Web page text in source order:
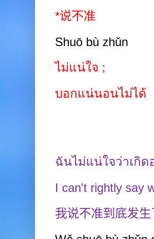
*说不准
Shuō bù zhǔn
ไม่แน่ใจ ;
บอกแน่นอนไม่ได้
ฉันไม่แน่ใจว่าเกิ
I can't rightly say
我说不准到底发生